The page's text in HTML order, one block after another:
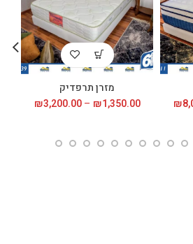
₪
עד
מזרן תרפדיק
₪1,350.00
–
₪3,200.00